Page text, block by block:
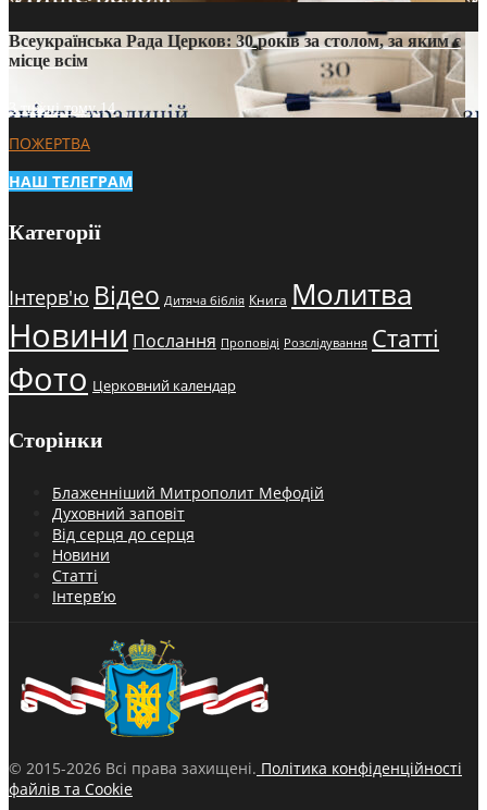
Всеукраїнська Рада Церков: 30 років за столом, за яким є
місце всім
3 тижні тому14
ПОЖЕРТВА
НАШ ТЕЛЕГРАМ
Категорії
Інтерв'ю Відео Дитяча біблія Книга Молитва
Новини Послання Проповіді Розслідування Статті
Фото Церковний календар
Сторінки
Блаженніший Митрополит Мефодій
Духовний заповіт
Від серця до серця
Новини
Статті
Інтерв’ю
© 2015-2026 Всі права захищені. Політика конфіденційності
файлів та Cookie